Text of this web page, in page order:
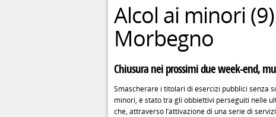
Alcol ai minori
Morbegno
Chiusura nei prossimi due week-end,
Smascherare i titolari di esercizi pubblici senza
minori, è stato tra gli obbiettivi perseguiti nelle
che, attraverso l’attivazione di una serie di